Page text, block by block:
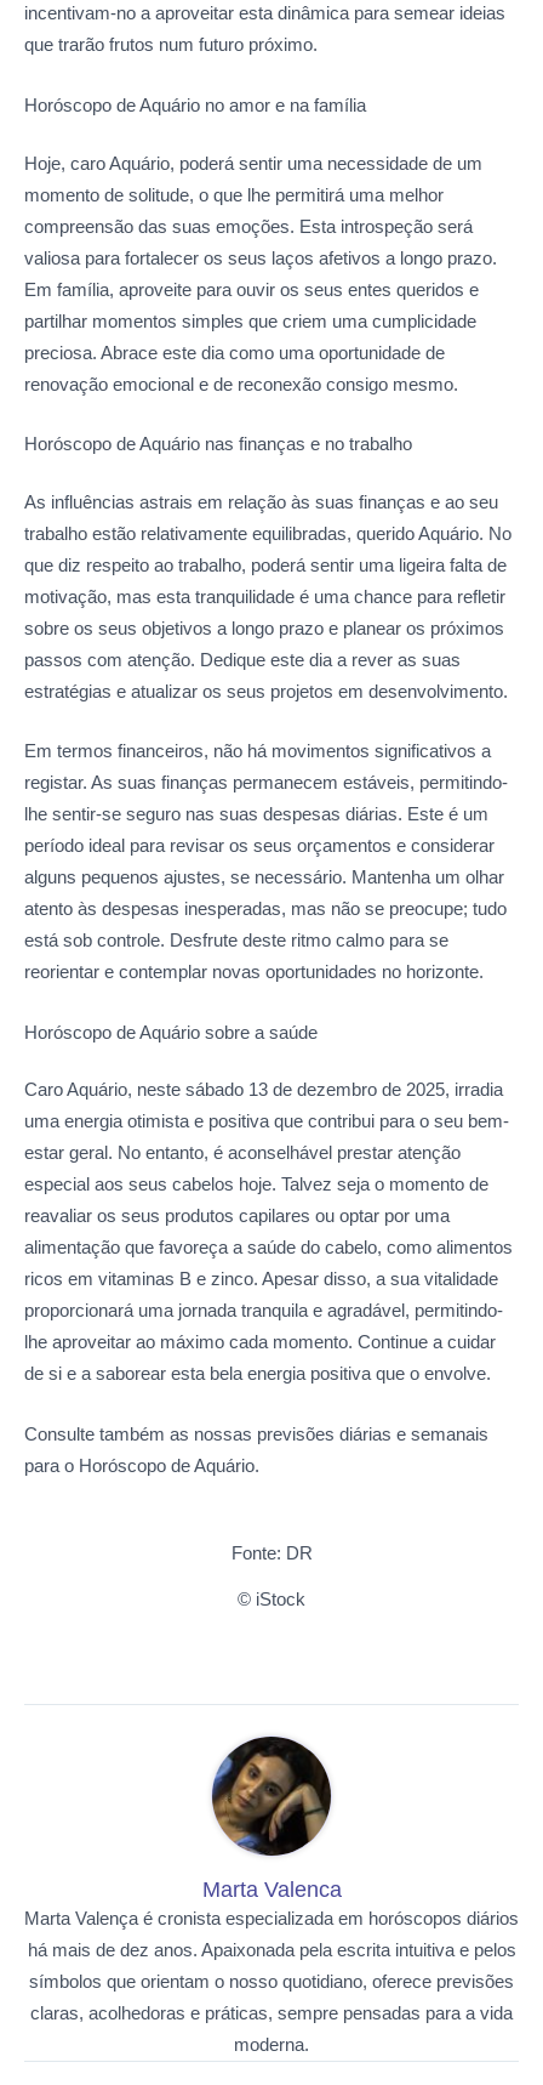
incentivam-no a aproveitar esta dinâmica para semear ideias
que trarão frutos num futuro próximo.
Horóscopo de Aquário no amor e na família
Hoje, caro Aquário, poderá sentir uma necessidade de um
momento de solitude, o que lhe permitirá uma melhor
compreensão das suas emoções. Esta introspeção será
valiosa para fortalecer os seus laços afetivos a longo prazo.
Em família, aproveite para ouvir os seus entes queridos e
partilhar momentos simples que criem uma cumplicidade
preciosa. Abrace este dia como uma oportunidade de
renovação emocional e de reconexão consigo mesmo.
Horóscopo de Aquário nas finanças e no trabalho
As influências astrais em relação às suas finanças e ao seu
trabalho estão relativamente equilibradas, querido Aquário. No
que diz respeito ao trabalho, poderá sentir uma ligeira falta de
motivação, mas esta tranquilidade é uma chance para refletir
sobre os seus objetivos a longo prazo e planear os próximos
passos com atenção. Dedique este dia a rever as suas
estratégias e atualizar os seus projetos em desenvolvimento.
Em termos financeiros, não há movimentos significativos a
registar. As suas finanças permanecem estáveis, permitindo-
lhe sentir-se seguro nas suas despesas diárias. Este é um
período ideal para revisar os seus orçamentos e considerar
alguns pequenos ajustes, se necessário. Mantenha um olhar
atento às despesas inesperadas, mas não se preocupe; tudo
está sob controle. Desfrute deste ritmo calmo para se
reorientar e contemplar novas oportunidades no horizonte.
Horóscopo de Aquário sobre a saúde
Caro Aquário, neste sábado 13 de dezembro de 2025, irradia
uma energia otimista e positiva que contribui para o seu bem-
estar geral. No entanto, é aconselhável prestar atenção
especial aos seus cabelos hoje. Talvez seja o momento de
reavaliar os seus produtos capilares ou optar por uma
alimentação que favoreça a saúde do cabelo, como alimentos
ricos em vitaminas B e zinco. Apesar disso, a sua vitalidade
proporcionará uma jornada tranquila e agradável, permitindo-
lhe aproveitar ao máximo cada momento. Continue a cuidar
de si e a saborear esta bela energia positiva que o envolve.
Consulte também as nossas previsões diárias e semanais
para o Horóscopo de Aquário.
Fonte: DR
© iStock
Marta Valenca
Marta Valença é cronista especializada em horóscopos diários
há mais de dez anos. Apaixonada pela escrita intuitiva e pelos
símbolos que orientam o nosso quotidiano, oferece previsões
claras, acolhedoras e práticas, sempre pensadas para a vida
moderna.